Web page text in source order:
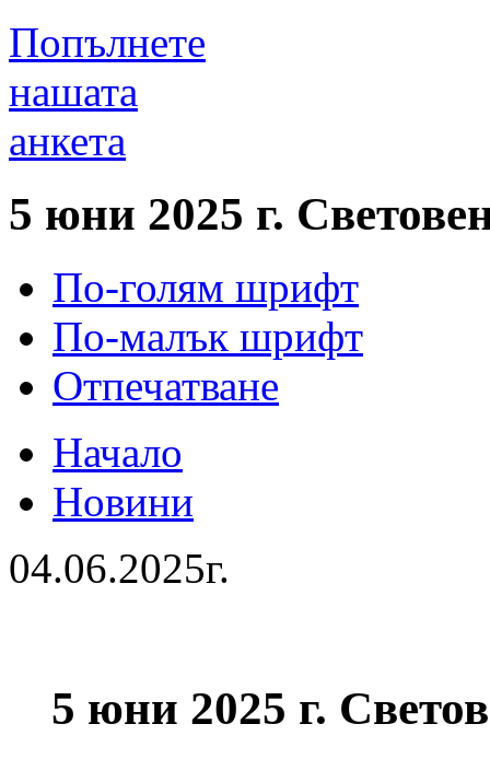
Попълнете
нашата
анкета
5 юни 2025 г.
По-голям шрифт
По-малък шрифт
Отпечатване
Начало
Новини
04.06.2025г.
5 юни 2025 г.